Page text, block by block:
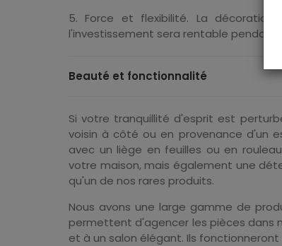
5. Force et flexibilité. La
l'investissement sera rentable pendant
Beauté et fonctionnalité
Si votre tranquillité d'esprit est
voisin à côté ou en provenance d'un
avec un liège en feuilles ou en
votre maison, mais également une
qu'un de nos rares produits.
Nous avons une large gamme de
permettent d'agencer les pièces dans
et à un salon élégant. Ils